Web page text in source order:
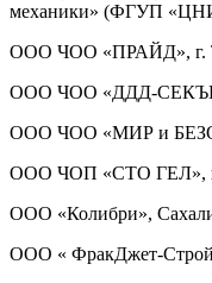
механики» (ФГУП
ООО ЧОО «ПРАЙД», г.
ООО ЧОО «ДДД-
ООО ЧОО «МИР и
ООО ЧОП «СТО ГЕЛ»,
ООО «Колибри»,
ООО « ФракДжет-